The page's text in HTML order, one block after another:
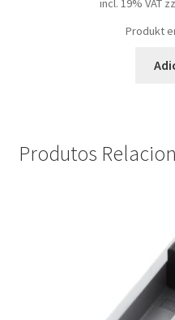
incl. 19% VAT
Produkt
Produtos